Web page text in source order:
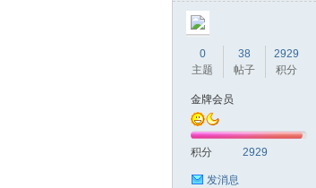
0
主题
38
帖子
2929
积分
金牌会员
积分 2929
发消息